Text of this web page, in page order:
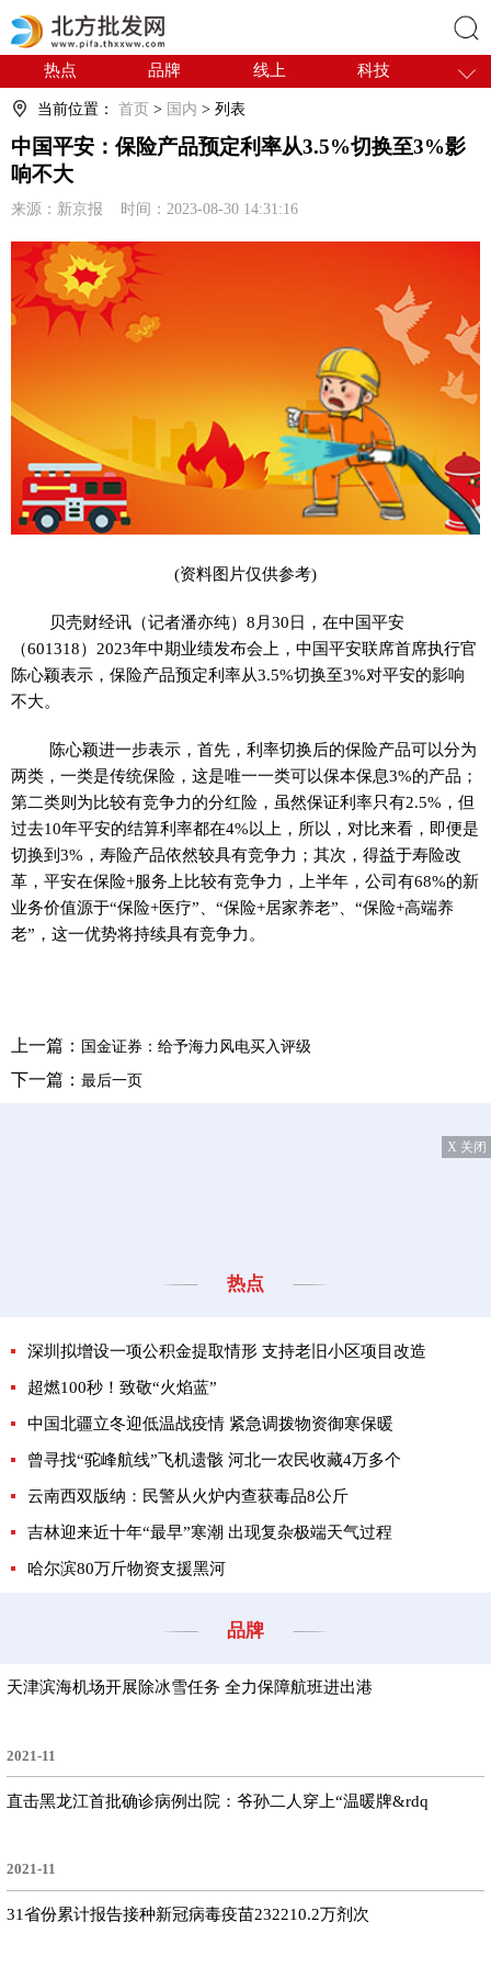
搜索
热点 品牌 线上
科技
干货
电商
会展
国内
当前位置： 首页 > 国内 > 列表
中国平安：保险产品预定利率从3.5%切换至3%影
响不大
来源：新京报 时间：2023-08-30 14:31:16
(资料图片仅供参考)
贝壳财经讯（记者潘亦纯）8月30日，在中国平安
（601318）2023年中期业绩发布会上，中国平安联席首席执行官
陈心颖表示，保险产品预定利率从3.5%切换至3%对平安的影响
不大。
陈心颖进一步表示，首先，利率切换后的保险产品可以分为
两类，一类是传统保险，这是唯一一类可以保本保息3%的产品；
第二类则为比较有竞争力的分红险，虽然保证利率只有2.5%，但
过去10年平安的结算利率都在4%以上，所以，对比来看，即便是
切换到3%，寿险产品依然较具有竞争力；其次，得益于寿险改
革，平安在保险+服务上比较有竞争力，上半年，公司有68%的新
业务价值源于“保险+医疗”、“保险+居家养老”、“保险+高端养
老”，这一优势将持续具有竞争力。
上一篇： 国金证券：给予海力风电买入评级
下一篇： 最后一页
X 关闭
热点
深圳拟增设一项公积金提取情形 支持老旧小区项目改造
超燃100秒！致敬“火焰蓝”
中国北疆立冬迎低温战疫情 紧急调拨物资御寒保暖
曾寻找“驼峰航线”飞机遗骸 河北一农民收藏4万多个
云南西双版纳：民警从火炉内查获毒品8公斤
吉林迎来近十年“最早”寒潮 出现复杂极端天气过程
哈尔滨80万斤物资支援黑河
品牌
天津滨海机场开展除冰雪任务 全力保障航班进出港
2021-11
直击黑龙江首批确诊病例出院：爷孙二人穿上“温暖牌&rdq
2021-11
31省份累计报告接种新冠病毒疫苗232210.2万剂次